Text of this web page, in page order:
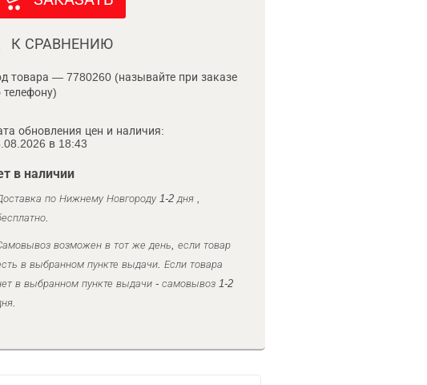
К СРАВНЕНИЮ
товара — 7780260 (называйте при заказе
телефону)
обновления цен и наличия:
в 18:43
в наличии
по Нижнему Новгороду 1-2 дня ,
возможен в тот же день, если товар
в выбранном пункте выдачи. Если товара
в выбранном пункте выдачи - самовывоз 1-2